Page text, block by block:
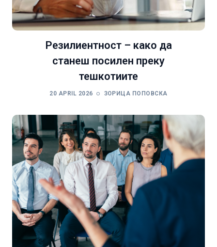
Резилиентност – како да
станеш посилен преку
тешкотиите
20 APRIL 2026 ЗОРИЦА ПОПОВСКА